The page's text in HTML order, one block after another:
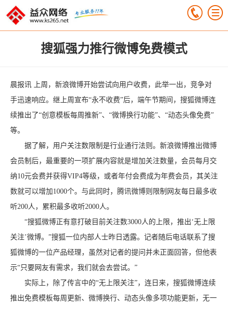
搜狐强力推行微博免费模式
晨报讯 上周，新浪微博开始尝试向用户收费，此举一出，竞争对
手迅速响应。继上周宣布“永不收费”后，端午节期间，搜狐微博连
续推出了“创意模板每周推新”、“微博换行功能”、“动态头像免费”
等。
据了解，用户关注数限制是行业通行法则。新浪微博推出微博
会员制后，最重要的一项扩展内容就是增加关注数量，会员每月交
纳10元会费并获得VIP4等级，或者年付会费成为年费会员，其关注
数就可以增加1000个。与此同时，腾讯微博则限制网友每日最多收
听200人，累积最多收听2000人。
“搜狐微博正有意打破目前关注数3000人的上限，推出‘无上限
关注’微博。”搜狐一位内部人士昨日透露。记者随后电话联系了搜
狐微博的一位产品经理，虽然对记者的提问并未正面回答，但他表
示“只要网友有需求，我们就会去尝试。”
实际上，除了传言中的“无上限关注”，连日来，搜狐微博连续
推出免费模板每周更新、微博换行、动态头像多项功能更新，无一